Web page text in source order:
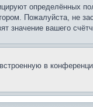
определённых
Пожалуйста, не
значение вашего
в